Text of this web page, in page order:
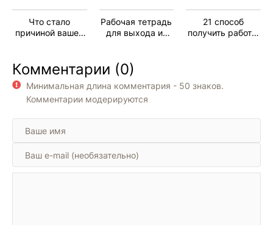
Что стало
причиной вашей
скрытые
травмы, которые
кормят
беспокойство,
Рабочая тетрадь
для выхода из
мыслей и
эмоционального
перенапряжения
21 способ
получить работу,
Комментарии (0)
Минимальная длина комментария - 50 знаков.
Комментарии модерируются